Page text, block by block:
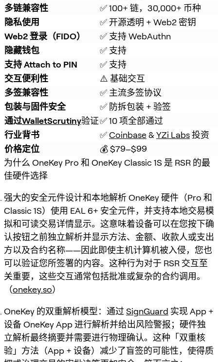
多链兼容性
✅ 100+ 链，30,000+ 币种
隐私使用
✅ 开源透明 + Web2 密钥
Web2 登录（FIDO）
✅ 支持 WebAuthn
隐藏钱包
✅ 支持
支持 Attach to PIN
✅ 支持
交互便利性
⚠️ 基础交互
多签兼容性
✅ 主流多签协议
包装与固件安全
✅ 防拆包装 + 验签
通过WalletScrutiny验证✅ 10 项全部通过
行业背书
✅ Coinbase & YZi Labs 投资
价格定位
💰 $79–$99
为什么 OneKey Pro 和 OneKey Classic 1S 是 RSR 的最
佳硬件选择
强大的安全元件设计和本地解析 OneKey 硬件（Pro 和
Classic 1S）使用 EAL 6+ 安全元件，并支持本地交易模
拟和可读交易详情显示。这意味着设备可以在您按下确
认按钮之前独立解析并显示方法、金额、收款人或支出
方以及合约名称——因此即使主机计算机被入侵，您也
可以验证您所签署的内容。这种行为对于 RSR 交互至
关重要，这些交互通常包括批准或复杂的合约调用。
（onekey.so）
OneKey 的双重解析模型：通过 SignGuard 实现 App +
设备 OneKey App 进行解析并给出风险警报；硬件独
立解析最终摘要并需要进行物理确认。这种「双重核
验」方法（App + 设备）减少了盲签的可能性，使得质